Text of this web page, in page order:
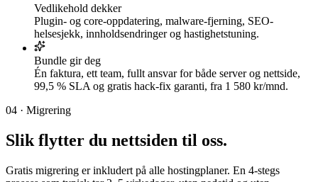
Vedlikehold dekker
Plugin- og core-oppdatering, malware-fjerning, SEO-
helsesjekk, innholdsendringer og hastighetstuning.
Bundle gir deg
Én faktura, ett team, fullt ansvar for både server og nettside,
99,5 % SLA og gratis hack-fix garanti, fra 1 580 kr/mnd.
04 · Migrering
Slik flytter du nettsiden til oss.
Gratis migrering er inkludert på alle hostingplaner. En 4-stegs